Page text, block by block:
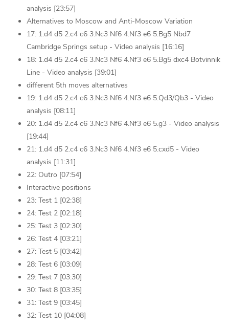
analysis [23:57]
Alternatives to Moscow and Anti-Moscow Variation
17: 1.d4 d5 2.c4 c6 3.Nc3 Nf6 4.Nf3 e6 5.Bg5 Nbd7
Cambridge Springs setup - Video analysis [16:16]
18: 1.d4 d5 2.c4 c6 3.Nc3 Nf6 4.Nf3 e6 5.Bg5 dxc4 Botvinnik
Line - Video analysis [39:01]
different 5th moves alternatives
19: 1.d4 d5 2.c4 c6 3.Nc3 Nf6 4.Nf3 e6 5.Qd3/Qb3 - Video
analysis [08:11]
20: 1.d4 d5 2.c4 c6 3.Nc3 Nf6 4.Nf3 e6 5.g3 - Video analysis
[19:44]
21: 1.d4 d5 2.c4 c6 3.Nc3 Nf6 4.Nf3 e6 5.cxd5 - Video
analysis [11:31]
22: Outro [07:54]
Interactive positions
23: Test 1 [02:38]
24: Test 2 [02:18]
25: Test 3 [02:30]
26: Test 4 [03:21]
27: Test 5 [03:42]
28: Test 6 [03:09]
29: Test 7 [03:30]
30: Test 8 [03:35]
31: Test 9 [03:45]
32: Test 10 [04:08]